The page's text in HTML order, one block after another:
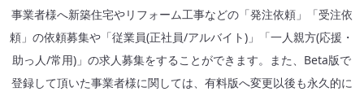
事業者様へ新築住宅やリフォーム工事などの「発注依頼」「受注依
頼」の依頼募集や「従業員(正社員/アルバイト)」「一人親方(応援・
助っ人/常用)」の求人募集をすることができます。また、Beta版で
登録して頂いた事業者様に関しては、有料版へ変更以後も永久的に